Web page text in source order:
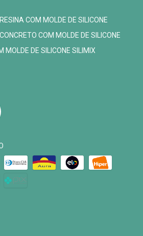
COM MOLDE DE SILICONE
COM MOLDE DE SILICONE
MOLDE DE SILICONE SILIMIX